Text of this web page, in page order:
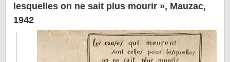
lesquelles on ne sait plus mourir », Mauzac,
1942